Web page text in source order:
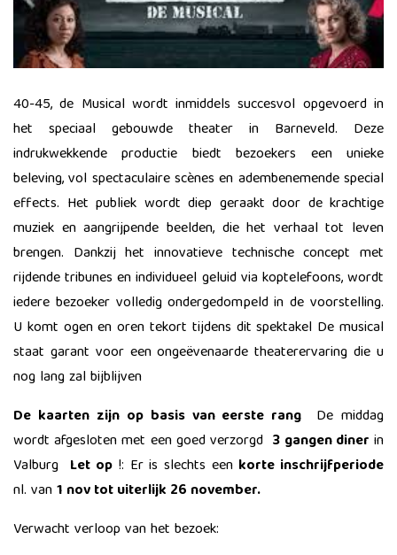
40-45, de Musical wordt inmiddels succesvol opgevoerd in
het speciaal gebouwde theater in Barneveld. Deze
indrukwekkende productie biedt bezoekers een unieke
beleving, vol spectaculaire scènes en adembenemende special
effects. Het publiek wordt diep geraakt door de krachtige
muziek en aangrijpende beelden, die het verhaal tot leven
brengen. Dankzij het innovatieve technische concept met
rijdende tribunes en individueel geluid via koptelefoons, wordt
iedere bezoeker volledig ondergedompeld in de voorstelling.
U komt ogen en oren tekort tijdens dit spektakel De musical
staat garant voor een ongeëvenaarde theaterervaring die u
nog lang zal bijblijven
De kaarten zijn op basis van eerste rang
De middag
wordt afgesloten met een goed verzorgd 3 gangen diner in
Valburg Let op !: Er is slechts een korte inschrijfperiode
nl. van1 nov tot uiterlijk 26 november.
Verwacht verloop van het bezoek: